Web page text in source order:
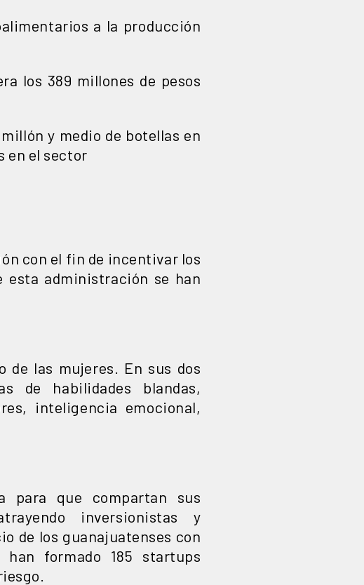
a la producción
los 389 millones de pesos
y medio de botellas en
en el sector
con el fin de incentivar los
esta administración se han
de las mujeres. En sus dos
de habilidades blandas,
inteligencia emocional,
para que compartan sus
inversionistas y
de los guanajuatenses con
formado 185 startups